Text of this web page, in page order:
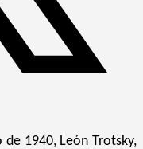
1940, León Trotsky,